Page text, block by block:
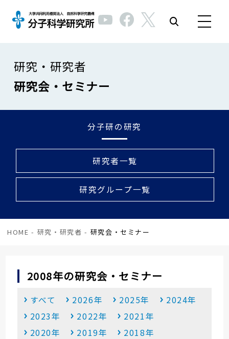
研究・研究者
研究会・セミナー
分子研の研究
研究者一覧
研究グループ一覧
HOME - 研究・研究者 - 研究会・セミナー
2008年の研究会・セミナー
すべて 2026年 2025年
2024年
2023年
2022年
2021年
2020年
2019年
2018年